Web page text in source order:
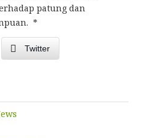
patung dan
*
Twitter